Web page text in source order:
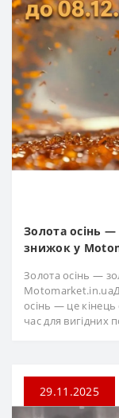
Золота осінь —
знижок у
Золота осінь —
осінь — це
час для вигідних
29.11.2025